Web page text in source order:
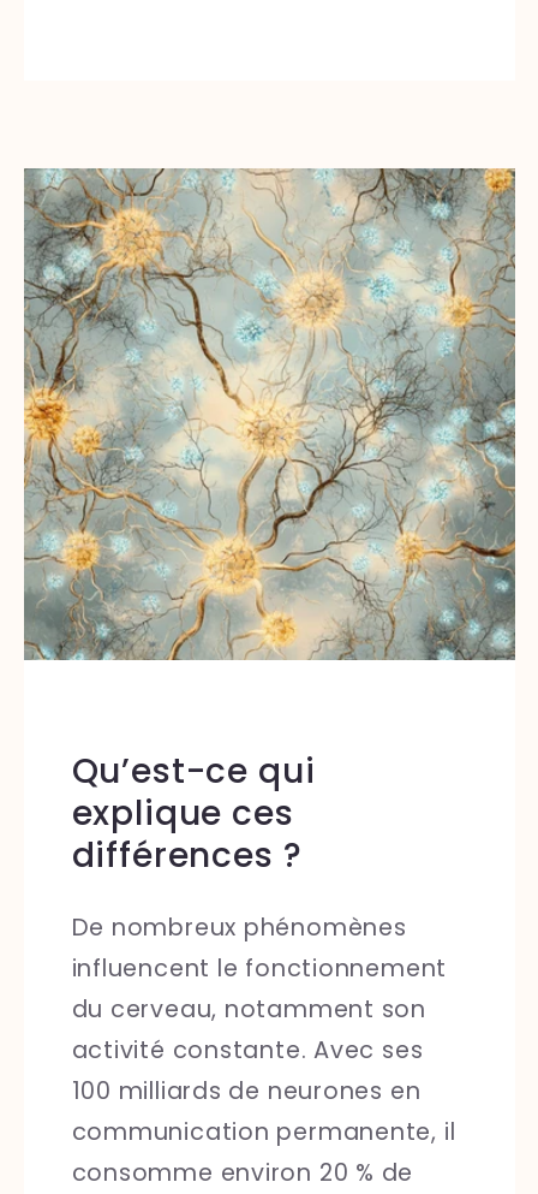
Qu’est-ce qui
explique ces
différences ?
De nombreux phénomènes
influencent le fonctionnement
du cerveau, notamment son
activité constante. Avec ses
100 milliards de neurones en
communication permanente, il
consomme environ 20 % de